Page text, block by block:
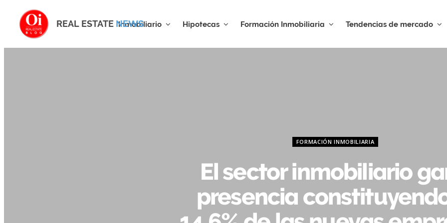
REAL ESTATE NEWS
Inmobiliario Hipotecas Formación Inmobiliaria Tendencias de mercado
FORMACIÓN INMOBILIARIA
El sector inmobiliario
presencia